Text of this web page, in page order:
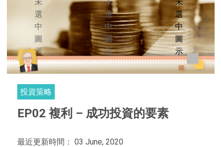
投資策略
EP02 複利 – 成功投資的要素
最近更新時間： 03 June, 2020